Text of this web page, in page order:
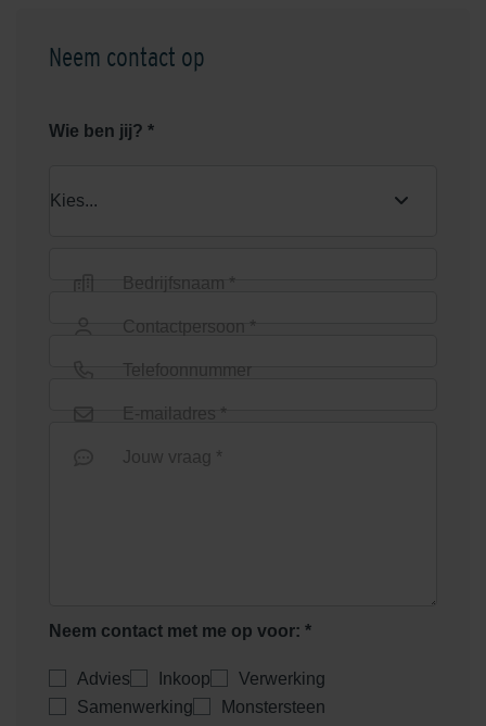
Neem contact op
Wie ben jij? *
Bedrijfsnaam *
Contactpersoon *
Telefoonnummer
E-mailadres *
Jouw vraag *
Neem contact met me op voor: *
Advies Inkoop
Verwerking
Samenwerking
Monstersteen